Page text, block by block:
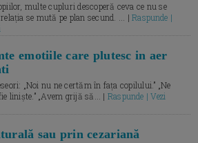
multe cupluri descoperă ceva ce nu se
relația se mută pe plan secund. ... |Raspunde |
emotiile care plutesc in aer
„Noi nu ne certăm în fața copilului.” „Ne
liniște.” „Avem grijă să... | Raspunde | Vezi
sau prin cezariană